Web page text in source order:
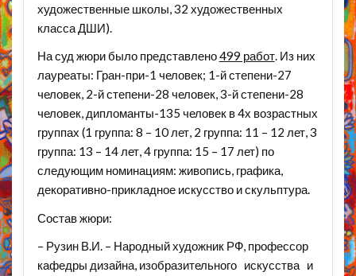
художественные школы, 32 художественных
класса ДШИ).
На суд жюри было представлено499 работ. Из них
лауреаты: Гран-при-1 человек; 1-й степени-27
человек, 2-й степени-28 человек, 3-й степени-28
человек, дипломанты-135 человек в 4х возрастных
группах (1 группа: 8 – 10 лет, 2 группа: 11 – 12 лет, 3
группа: 13 – 14 лет, 4 группа: 15 – 17 лет) по
следующим номинациям: живопись, графика,
декоративно-прикладное искусство и скульптура.
Состав жюри:
– Рузин В.И. – Народный художник РФ, профессор
кафедры дизайна, изобразительного искусства и